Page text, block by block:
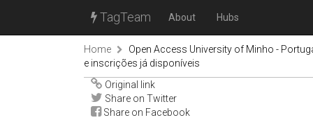
TagTeam About Hubs
Home
Open Access University of Minho -
e inscrições já disponíveis
Original link
Share on Twitter
Share on Facebook